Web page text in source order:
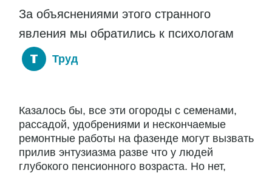
За объяснениями этого странного
явления мы обратились к психологам
Труд
Казалось бы, все эти огороды с семенами,
рассадой, удобрениями и нескончаемые
ремонтные работы на фазенде могут вызвать
прилив энтузиазма разве что у людей
глубокого пенсионного возраста. Но нет,